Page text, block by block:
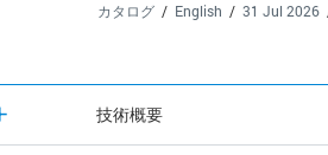
カタログ English 31 Jul 2026
技術概要